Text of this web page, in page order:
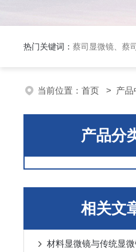
热门关键词： 蔡司显微镜、蔡
当前位置： 首页 > 产品
产品分
相关文